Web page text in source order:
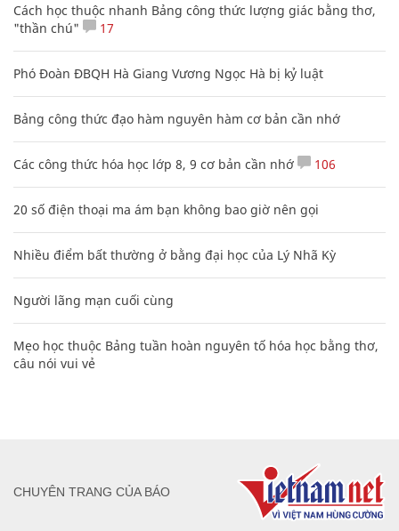
Cách học thuộc nhanh Bảng công thức lượng giác bằng thơ,
"thần chú"
17
Phó Đoàn ĐBQH Hà Giang Vương Ngọc Hà bị kỷ luật
Bảng công thức đạo hàm nguyên hàm cơ bản cần nhớ
Các công thức hóa học lớp 8, 9 cơ bản cần nhớ 106
20 số điện thoại ma ám bạn không bao giờ nên gọi
Nhiều điểm bất thường ở bằng đại học của Lý Nhã Kỳ
Người lãng mạn cuối cùng
Mẹo học thuộc Bảng tuần hoàn nguyên tố hóa học bằng thơ,
câu nói vui vẻ
CHUYÊN TRANG CỦA BÁO